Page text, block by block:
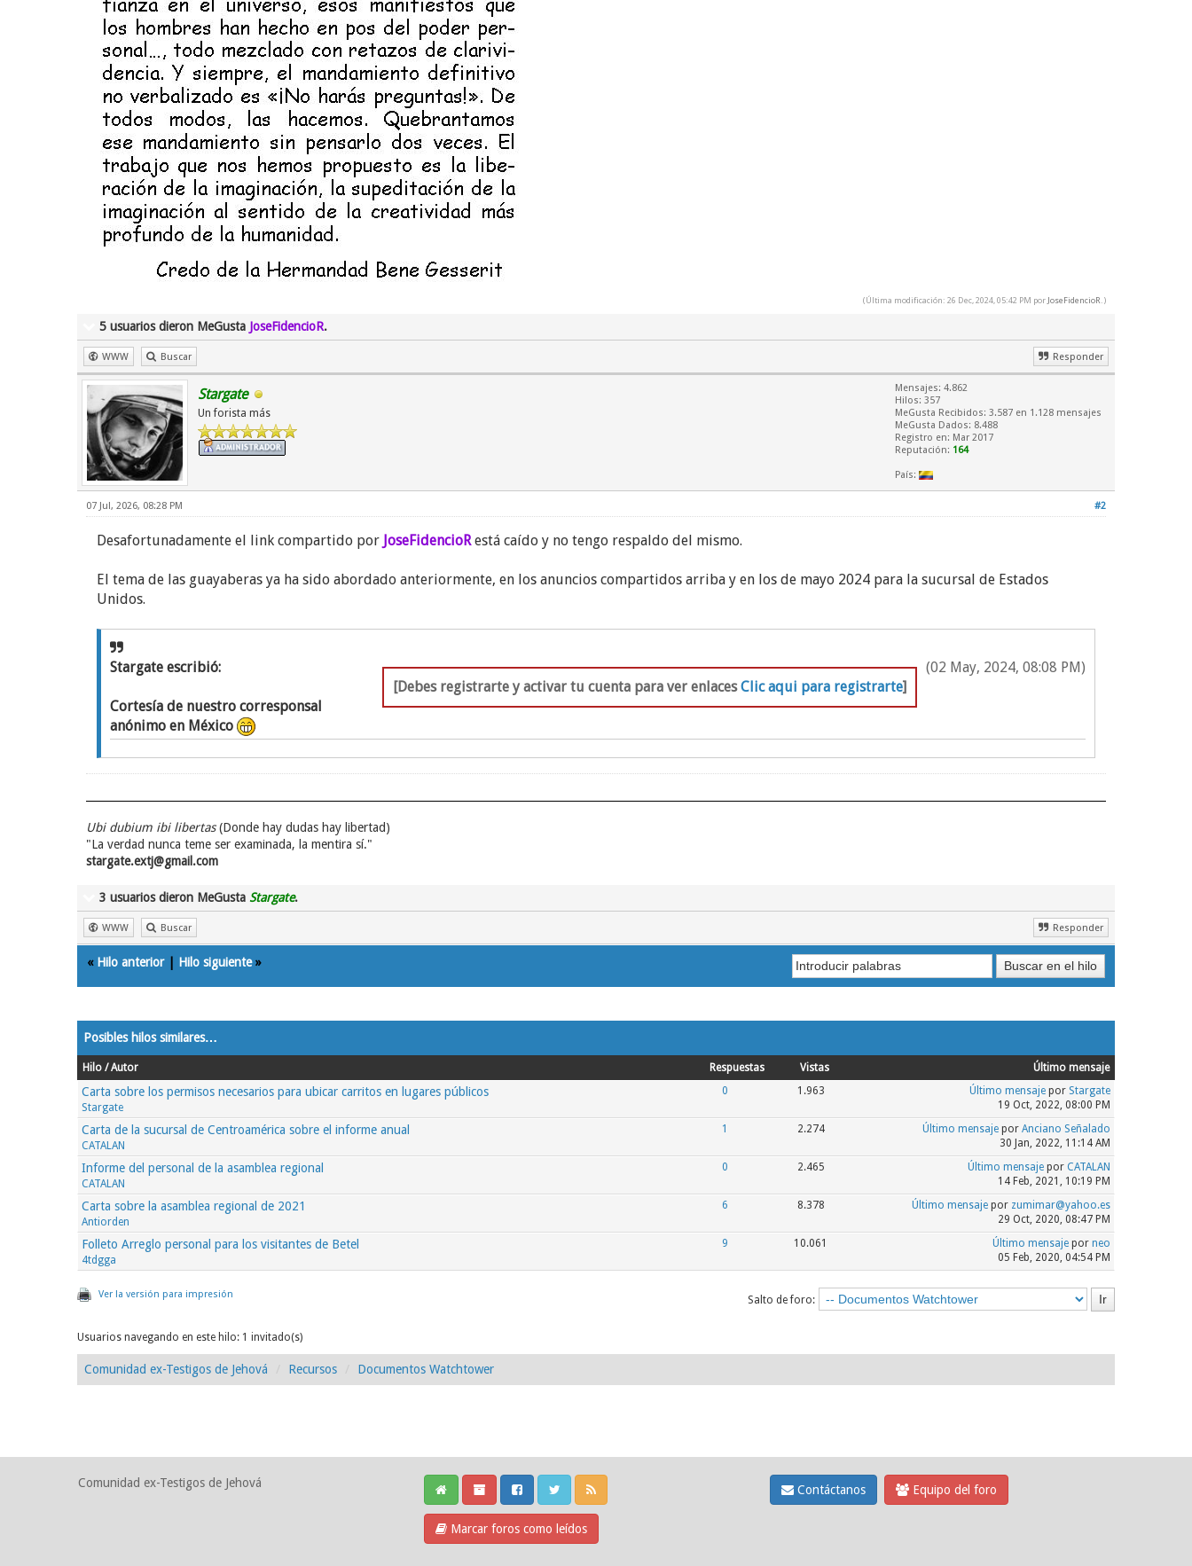
(Última modificación: 26 Dec, 2024, 05:42 PM por JoseFidencioR .)
5 usuarios dieron MeGusta JoseFidencioR.
WWW Buscar Responder
Stargate
Un forista más
Mensajes: 4.862
Hilos: 357
MeGusta Recibidos: 3.587 en 1.128 mensajes
MeGusta Dados: 8.488
Registro en: Mar 2017
Reputación: 164
País:
#2
07 Jul, 2026, 08:28 PM
Desafortunadamente el link compartido por JoseFidencioRestá caído y no tengo respaldo del mismo.
El tema de las guayaberas ya ha sido abordado anteriormente, en los anuncios compartidos arriba y en los de mayo 2024 para la sucursal de Estados
Unidos.
(02 May, 2024, 08:08 PM)
Stargate escribió:
[Debes registrarte y activar tu cuenta para ver enlacesClic aqui para registrarte]
Cortesía de nuestro corresponsal
anónimo en México
Ubi dubium ibi libertas(Donde hay dudas hay libertad)
"La verdad nunca teme ser examinada, la mentira sí."
stargate.extj@gmail.com
3 usuarios dieron MeGusta Stargate.
WWW Buscar Responder
« Hilo anterior| Hilo siguiente»
Posibles hilos similares…
Hilo / Autor Respuestas Vistas Último mensaje
Carta sobre los permisos necesarios para ubicar carritos en lugares públicos
Stargate
0 1.963 Último mensajepor Stargate
19 Oct, 2022, 08:00 PM
Carta de la sucursal de Centroamérica sobre el informe anual
CATALAN
1 2.274 Último mensajepor Anciano Señalado
30 Jan, 2022, 11:14 AM
Informe del personal de la asamblea regional
CATALAN
0 2.465 Último mensajepor CATALAN
14 Feb, 2021, 10:19 PM
Carta sobre la asamblea regional de 2021
Antiorden
6 8.378 Último mensajepor zumimar@yahoo.es
29 Oct, 2020, 08:47 PM
Folleto Arreglo personal para los visitantes de Betel
4tdgga
9 10.061 Último mensajepor neo
05 Feb, 2020, 04:54 PM
Ver la versión para impresión Salto de foro:
Usuarios navegando en este hilo: 1 invitado(s)
Comunidad ex-Testigos de Jehová Recursos Documentos Watchtower
Comunidad ex-Testigos de Jehová
Marcar foros como leídos
Contáctanos Equipo del foro